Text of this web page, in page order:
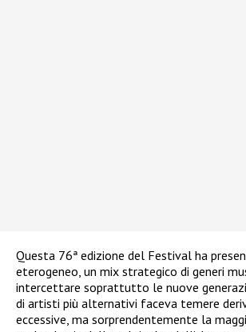
Questa 76ª edizione del Festival ha
eterogeneo, un mix strategico di generi
intercettare soprattutto le nuove
di artisti più alternativi faceva temere
eccessive, ma sorprendentemente la